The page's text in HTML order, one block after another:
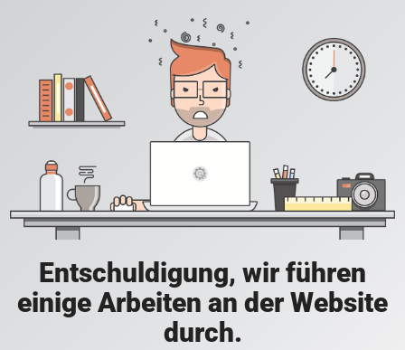
Entschuldigung, wir führen
einige Arbeiten an der Website
durch.